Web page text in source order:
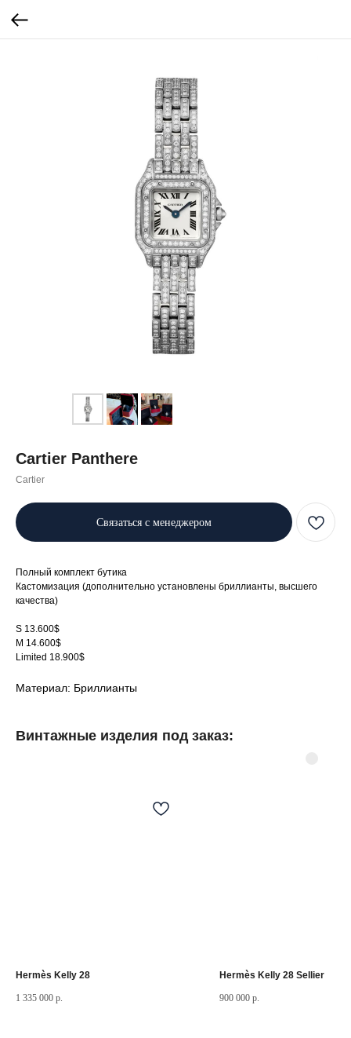
Cartier Panthere
Cartier
Связаться с менеджером
Полный комплект бутика
Кастомизация (дополнительно установлены бриллианты, высшего
качества)
S 13.600$
M 14.600$
Limited 18.900$
Материал: Бриллианты
Винтажные изделия под заказ:
Hermès Kelly 28
1 335 000 р.
Hermès Kelly 28 Sellier
900 000 р.